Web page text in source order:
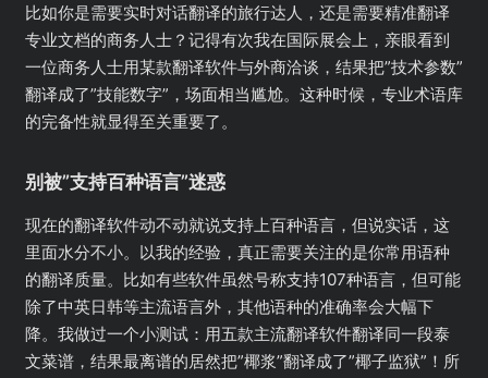
比如你是需要实时对话翻译的旅行达人，还是需要精准翻译
专业文档的商务人士？记得有次我在国际展会上，亲眼看到
一位商务人士用某款翻译软件与外商洽谈，结果把”技术参数”
翻译成了”技能数字”，场面相当尴尬。这种时候，专业术语库
的完备性就显得至关重要了。
别被”支持百种语言”迷惑
现在的翻译软件动不动就说支持上百种语言，但说实话，这
里面水分不小。以我的经验，真正需要关注的是你常用语种
的翻译质量。比如有些软件虽然号称支持107种语言，但可能
除了中英日韩等主流语言外，其他语种的准确率会大幅下
降。我做过一个小测试：用五款主流翻译软件翻译同一段泰
文菜谱，结果最离谱的居然把”椰浆”翻译成了”椰子监狱”！所